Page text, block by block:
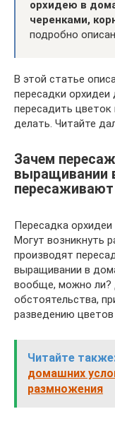
орхидею в
черенками,
подробно
В этой статье
пересадки
пересадить
делать. Читайте
Зачем
выращивании
Пересадка
Могут возникнуть
производят
выращивании в
вообще, можно ли?
обстоятельства,
разведению
Читайте
домашних
размножения